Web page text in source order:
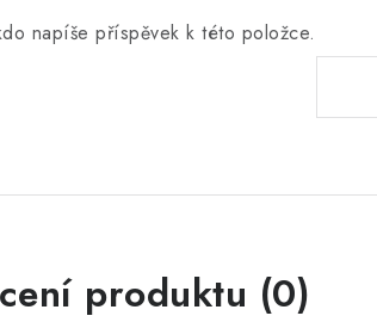
napíše příspěvek k této položce.
produktu (0)